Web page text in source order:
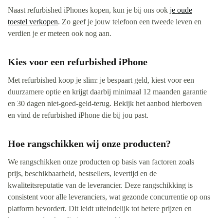
Naast refurbished iPhones kopen, kun je bij ons ook je oude
toestel verkopen. Zo geef je jouw telefoon een tweede leven en
verdien je er meteen ook nog aan.
Kies voor een refurbished iPhone
Met refurbished koop je slim: je bespaart geld, kiest voor een
duurzamere optie en krijgt daarbij minimaal 12 maanden garantie
en 30 dagen niet-goed-geld-terug. Bekijk het aanbod hierboven
en vind de refurbished iPhone die bij jou past.
Hoe rangschikken wij onze producten?
We rangschikken onze producten op basis van factoren zoals
prijs, beschikbaarheid, bestsellers, levertijd en de
kwaliteitsreputatie van de leverancier. Deze rangschikking is
consistent voor alle leveranciers, wat gezonde concurrentie op ons
platform bevordert. Dit leidt uiteindelijk tot betere prijzen en